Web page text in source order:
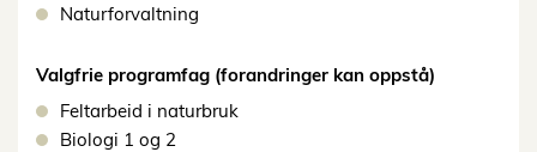
Naturforvaltning
Valgfrie programfag (forandringer kan oppstå)
Feltarbeid i naturbruk
Biologi 1 og 2